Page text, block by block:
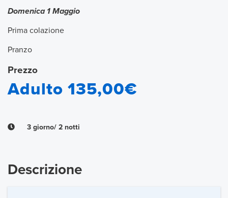
Domenica 1 Maggio
Prima colazione
Pranzo
Prezzo
Adulto 135,00€
3 giorno/ 2 notti
Descrizione